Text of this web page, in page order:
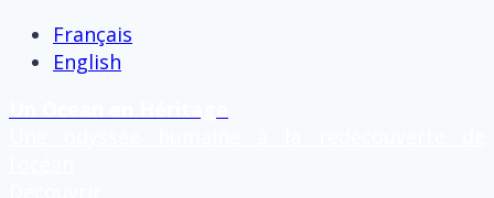
Français
English